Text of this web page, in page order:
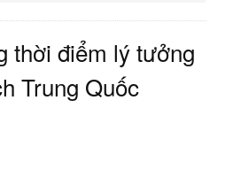
thời điểm lý tưởng
Trung Quốc